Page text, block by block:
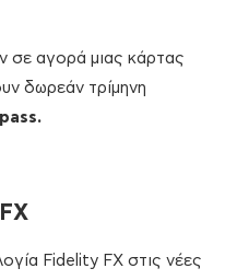
σε αγορά μιας κάρτας
δωρεάν τρίμηνη
Fidelity FX στις νέες